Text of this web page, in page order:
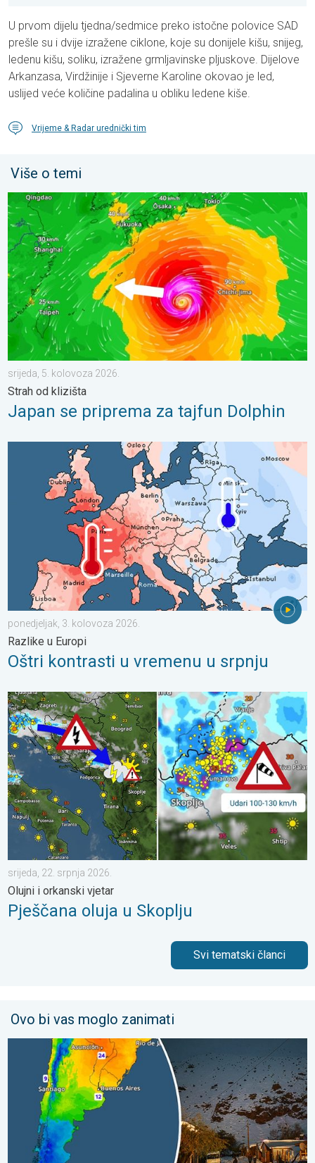
U prvom dijelu tjedna/sedmice preko istočne polovice SAD
prešle su i dvije izražene ciklone, koje su donijele kišu, snijeg,
ledenu kišu, soliku, izražene grmljavinske pljuskove. Dijelove
Arkanzasa, Virdžinije i Sjeverne Karoline okovao je led,
uslijed veće količine padalina u obliku ledene kiše.
Vrijeme & Radar urednički tim
Više o temi
Japan se priprema za tajfun Dolphin. Strah od klizišta. . .
srijeda, 5. kolovoza 2026.
Strah od klizišta
Japan se priprema za tajfun Dolphin
Oštri kontrasti u vremenu u srpnju. Razlike u Europi. . .
ponedjeljak, 3. kolovoza 2026.
Razlike u Europi
Oštri kontrasti u vremenu u srpnju
Pješčana oluja u Skoplju. Olujni i orkanski vjetar. . . srijeda, 22.
srijeda, 22. srpnja 2026.
Olujni i orkanski vjetar
Pješčana oluja u Skoplju
Svi tematski članci
Ovo bi vas moglo zanimati
Ledeni pozdravi s južne hemisfere. Puno snijega u Andama. .